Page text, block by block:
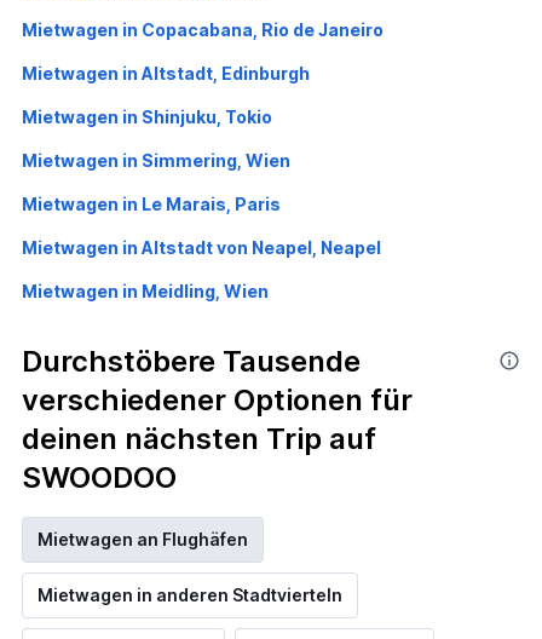
Mietwagen in Copacabana, Rio de Janeiro
Mietwagen in Altstadt, Edinburgh
Mietwagen in Shinjuku, Tokio
Mietwagen in Simmering, Wien
Mietwagen in Le Marais, Paris
Mietwagen in Altstadt von Neapel, Neapel
Mietwagen in Meidling, Wien
Durchstöbere Tausende
verschiedener Optionen für
deinen nächsten Trip auf
SWOODOO
Mietwagen an Flughäfen
Mietwagen in anderen Stadtvierteln